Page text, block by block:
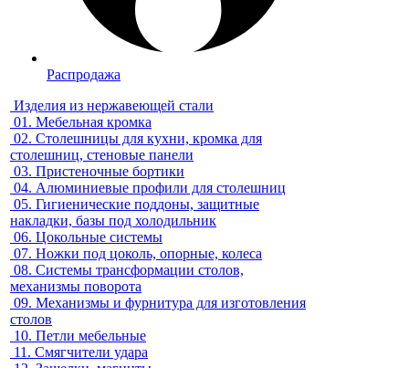
Распродажа
Изделия из нержавеющей стали
01. Мебельная кромка
02. Столешницы для кухни, кромка для
столешниц, стеновые панели
03. Пристеночные бортики
04. Алюминиевые профили для столешниц
05. Гигиенические поддоны, защитные
накладки, базы под холодильник
06. Цокольные системы
07. Ножки под цоколь, опорные, колеса
08. Системы трансформации столов,
механизмы поворота
09. Механизмы и фурнитура для изготовления
столов
10. Петли мебельные
11. Смягчители удара